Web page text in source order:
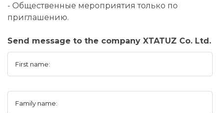
- Общественные мероприятия только по
приглашению.
Send message to the company XTATUZ Co. Ltd.
First name:
Family name: